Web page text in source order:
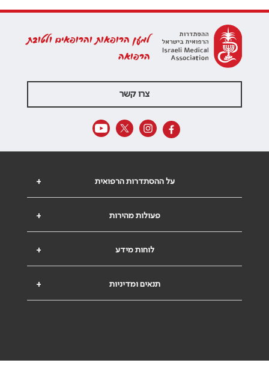
למען הרופאות והרופאים ולטובת
הרפואה
צרו קשר
+ על ההסתדרות הרפואית
+ פעולות מהירות
+ לוחות מידע
+ תנאים ומדיניות